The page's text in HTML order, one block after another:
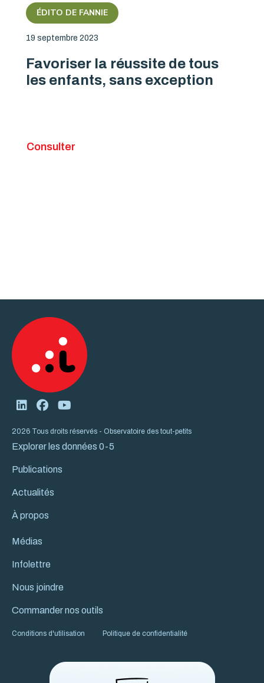
ÉDITO DE FANNIE
19 septembre 2023
Favoriser la réussite de tous
les enfants, sans exception
Consulter
2026 Tous droits réservés - Observatoire des tout-petits
Explorer les données 0-5
Publications
Actualités
À propos
Médias
Infolettre
Nous joindre
Commander nos outils
Conditions d'utilisation Politique de confidentialité